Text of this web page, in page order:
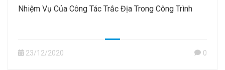
Nhiệm Vụ Của Công Tác Trắc Địa Trong Công Trình
23/12/2020 0